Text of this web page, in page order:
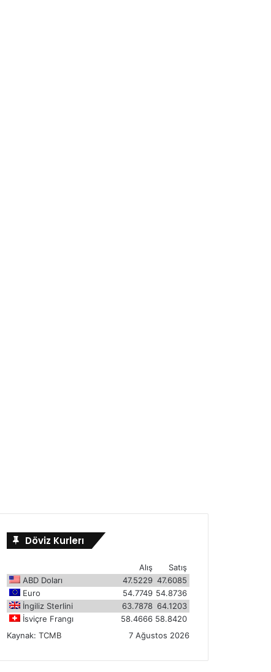
Döviz Kurlerı
Satış
Alış
ABD Doları
47.6085
47.5229
Euro
54.8736
54.7749
İngiliz Sterlini
64.1203
63.7878
İsviçre Frangı
58.8420
58.4666
Kaynak:TCMB 7 Ağustos 2026